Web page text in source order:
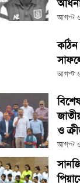
আগস্ট
কঠিন
আগস্ট
ও
আগস্ট